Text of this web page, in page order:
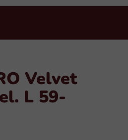
Velvet
L 59-